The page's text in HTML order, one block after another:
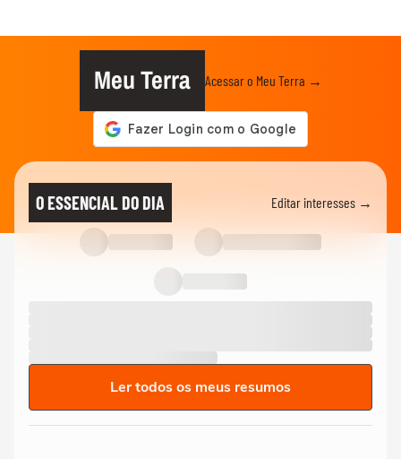
Meu Terra Acessar o Meu Terra →
O ESSENCIAL DO DIA Editar interesses →
Ler todos os meus resumos